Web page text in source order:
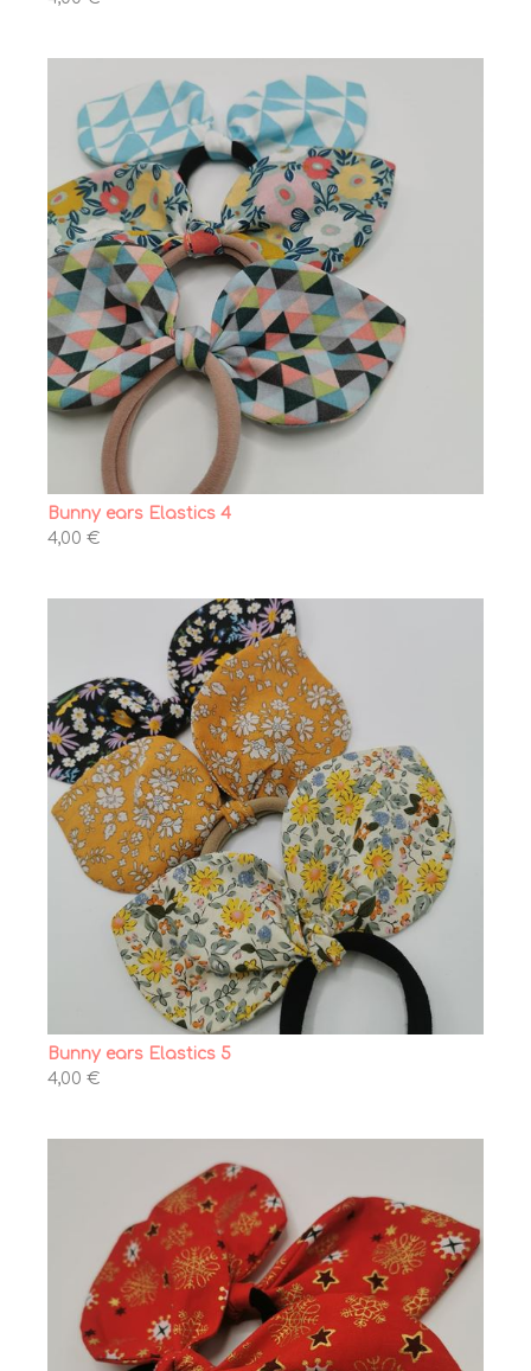
Bunny ears Elastics 4
4,00 €
Bunny ears Elastics 5
4,00 €